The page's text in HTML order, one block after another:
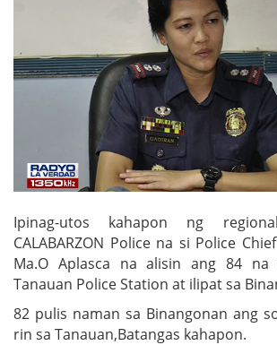
Ipinag-utos kahapon ng
CALABARZON Police na si Police
Ma.O Aplasca na alisin ang 84
Tanauan Police Station at ilipat sa
82 pulis naman sa Binangonan ang
rin sa Tanauan,Batangas kahapon.